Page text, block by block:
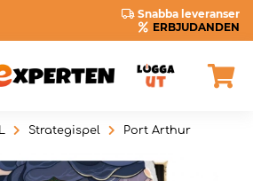
Snabba leveranser
ERBJUDANDEN
Strategispel Port Arthur